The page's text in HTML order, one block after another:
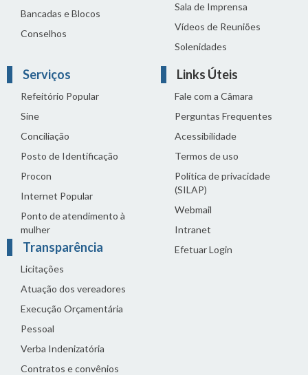
Bancadas e Blocos
Conselhos
Sala de Imprensa
Vídeos de Reuniões
Solenidades
Serviços
Refeitório Popular
Sine
Conciliação
Posto de Identificação
Procon
Internet Popular
Ponto de atendimento à
mulher
Transparência
Licitações
Atuação dos vereadores
Execução Orçamentária
Pessoal
Verba Indenizatória
Contratos e convênios
Links Úteis
Fale com a Câmara
Perguntas Frequentes
Acessibilidade
Termos de uso
Política de privacidade
(SILAP)
Webmail
Intranet
Efetuar Login